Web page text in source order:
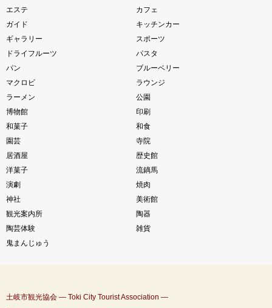
エステ
カフェ
ガイド
キッチンカー
ギャラリー
スポーツ
ドライフルーツ
パスタ
パン
ブルーベリー
マクロビ
ラウンジ
ラーメン
公園
博物館
印刷
和菓子
和食
園芸
寺院
居酒屋
歴史館
洋菓子
流鏑馬
演劇
焼肉
神社
美術館
観光案内所
陶器
陶芸体験
雑貨
鬼まんじゅう
土岐市観光協会 ― Toki City Tourist Association ―